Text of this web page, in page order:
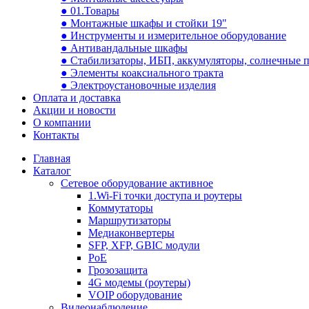
● 01.Товары
● Монтажные шкафы и стойки 19"
● Инструменты и измерительное оборудование
● Антивандальные шкафы
● Стабилизаторы, ИБП, аккумуляторы, солнечные
● Элементы коаксиального тракта
● Электроустановочные изделия
Оплата и доставка
Акции и новости
О компании
Контакты
Главная
Каталог
Сетевое оборудование активное
1.Wi-Fi точки доступа и роутеры
Коммутаторы
Маршрутизаторы
Медиаконвертеры
SFP, XFP, GBIC модули
PoE
Грозозащита
4G модемы (роутеры)
VOIP оборудование